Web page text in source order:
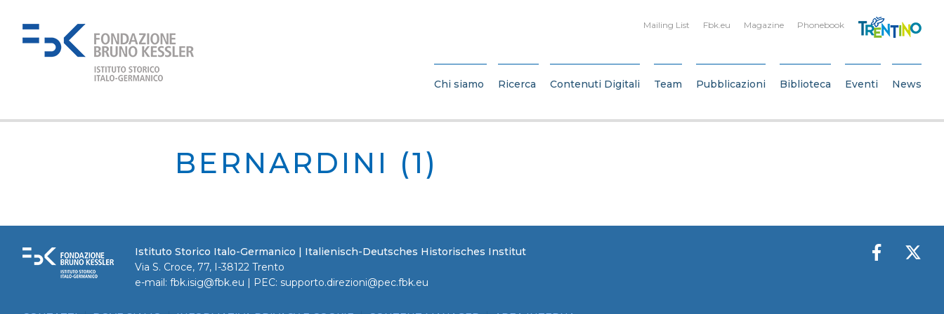
Mailing List Fbk.eu Magazine Phonebook
Chi siamo Ricerca Contenuti Digitali Team Pubblicazioni Biblioteca Eventi News
BERNARDINI (1)
Istituto Storico Italo-Germanico | Italienisch-Deutsches Historisches Institut
Via S. Croce, 77, I-38122 Trento
e-mail: fbk.isig@fbk.eu | PEC: supporto.direzioni@pec.fbk.eu